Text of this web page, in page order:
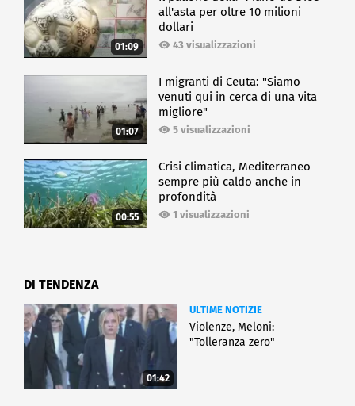
01:09
all'asta per oltre 10 milioni
dollari
43 visualizzazioni
01:07
I migranti di Ceuta: "Siamo
venuti qui in cerca di una vita
migliore"
5 visualizzazioni
00:55
Crisi climatica, Mediterraneo
sempre più caldo anche in
profondità
1 visualizzazioni
DI TENDENZA
01:42
ULTIME NOTIZIE
Violenze, Meloni:
"Tolleranza zero"